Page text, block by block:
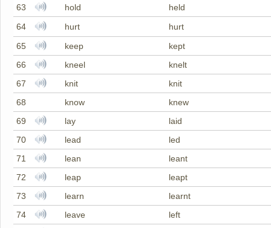
63
hold
held
64
hurt
hurt
65
keep
kept
66
kneel
knelt
67
knit
knit
68
know
knew
69
lay
laid
70
lead
led
71
lean
leant
72
leap
leapt
73
learn
learnt
74
leave
left